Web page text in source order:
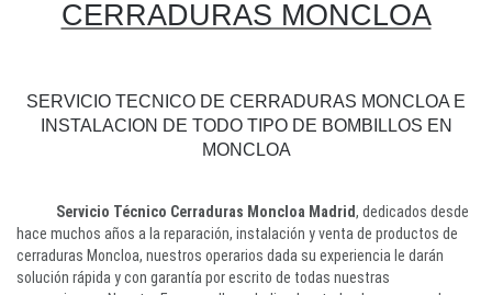
CERRADURAS MONCLOA
SERVICIO TECNICO DE CERRADURAS MONCLOA E
INSTALACION DE TODO TIPO DE BOMBILLOS EN
MONCLOA
Servicio Técnico Cerraduras Moncloa Madrid, dedicados desde
hace muchos años a la reparación, instalación y venta de productos de
cerraduras Moncloa, nuestros operarios dada su experiencia le darán
solución rápida y con garantía por escrito de todas nuestras